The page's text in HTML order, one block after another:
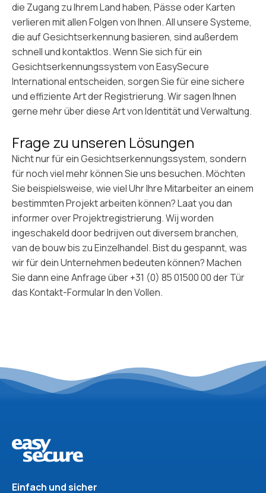
die Zugang zu Ihrem Land haben, Pässe oder Karten
verlieren mit allen Folgen von Ihnen. All unsere Systeme,
die auf Gesichtserkennung basieren, sind außerdem
schnell und kontaktlos. Wenn Sie sich für ein
Gesichtserkennungssystem von EasySecure
International entscheiden, sorgen Sie für eine sichere
und effiziente Art der Registrierung. Wir sagen Ihnen
gerne mehr über diese Art vonIdentität und Verwaltung.
Frage zu unseren Lösungen
Nicht nur für ein Gesichtserkennungssystem, sondern
für noch viel mehr können Sie uns besuchen. Möchten
Sie beispielsweise, wie viel Uhr Ihre Mitarbeiter an einem
bestimmten Projekt arbeiten können? Laat you dan
informer overProjektregistrierung. Wij worden
ingeschakeld door bedrijven out diversem branchen,
vande bouwbis zuEinzelhandel. Bist du gespannt, was
wir für dein Unternehmen bedeuten können? Machen
Sie dann eine Anfrage über+31 (0) 85 01500 00der Tür
das Kontakt-FormularIn den Vollen.
Einfach und sicher